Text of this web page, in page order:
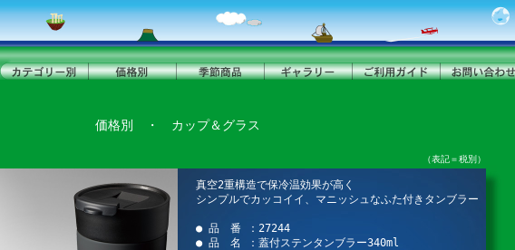
価格別 ・ カップ＆グラス
（表記＝税別）
真空2重構造で保冷温効果が高く
シンプルでカッコイイ、マニッシュなふた付きタンブラー
● 品 番 ：27244
● 品 名 ：蓋付ステンタンブラー340ml